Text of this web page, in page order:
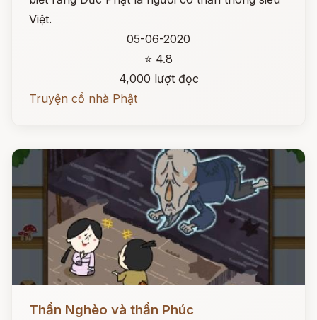
Việt.
05-06-2020
⭐ 4.8
4,000 lượt đọc
Truyện cổ nhà Phật
Đọc ngay
Thần Nghèo và thần Phúc